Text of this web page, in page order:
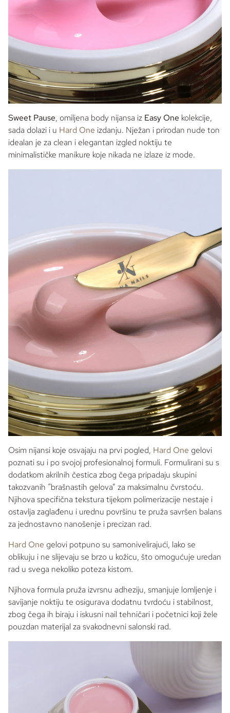
Sweet Pause, omiljena body nijansa iz Easy One kolekcije,
sada dolazi i u Hard One izdanju. Nježan i prirodan nude ton
idealan je za clean i elegantan izgled noktiju te
minimalističke manikure koje nikada ne izlaze iz mode.
Osim nijansi koje osvajaju na prvi pogled, Hard One gelovi
poznati su i po svojoj profesionalnoj formuli. Formulirani su s
dodatkom akrilnih čestica zbog čega pripadaju skupini
takozvanih “brašnastih gelova” za maksimalnu čvrstoću.
Njihova specifična tekstura tijekom polimerizacije nestaje i
ostavlja zaglađenu i urednu površinu te pruža savršen balans
za jednostavno nanošenje i precizan rad.
Hard One gelovi potpuno su samonivelirajući, lako se
oblikuju i ne slijevaju se brzo u kožicu, što omogućuje uredan
rad u svega nekoliko poteza kistom.
Njihova formula pruža izvrsnu adheziju, smanjuje lomljenje i
savijanje noktiju te osigurava dodatnu tvrdoću i stabilnost,
zbog čega ih biraju i iskusni nail tehničari i početnici koji žele
pouzdan materijal za svakodnevni salonski rad.